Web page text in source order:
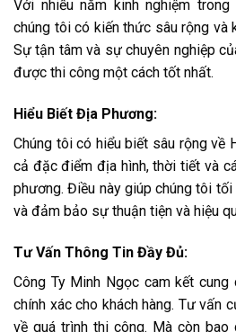
Với nhiều năm kinh nghiệm
chúng tôi có kiến thức sâu rộng và
Sự tận tâm và sự chuyên nghiệp
được thi công một cách tốt nhất.
Hiểu Biết Địa Phương:
Chúng tôi có hiểu biết sâu rộng về
cả đặc điểm địa hình, thời tiết và
phương. Điều này giúp chúng tôi
và đảm bảo sự thuận tiện và hiệu
Tư Vấn Thông Tin Đầy Đủ:
Công Ty Minh Ngọc cam kết
chính xác cho khách hàng. Tư vấn
về quá trình thi công. Mà còn bao